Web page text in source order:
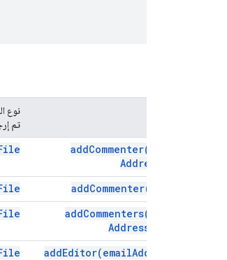
نوع
تم
addCommenter(
Address)
addCommenter(
addCommenters(
Addresses)
addEditor(emailAddress)